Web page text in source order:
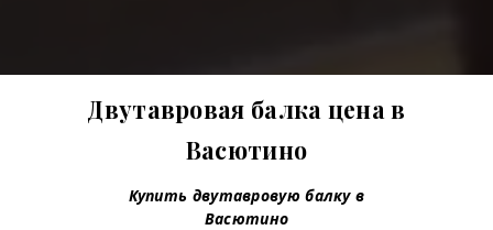
Двутавровая балка цена в
Васютино
Купить двутавровую балку в
Васютино